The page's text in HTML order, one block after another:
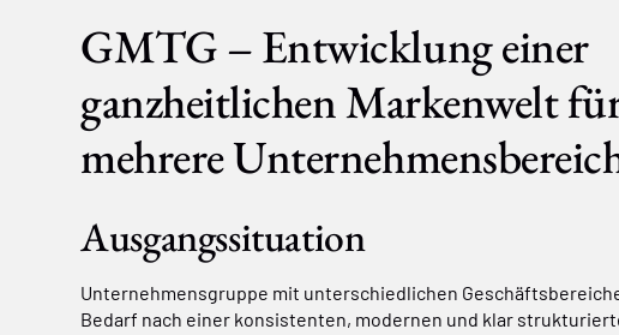
GMTG – Entwicklung einer
ganzheitlichen Markenwelt
mehrere
Ausgangssituation
Unternehmensgruppe mit unterschiedlichen
Bedarf nach einer konsistenten, modernen und klar